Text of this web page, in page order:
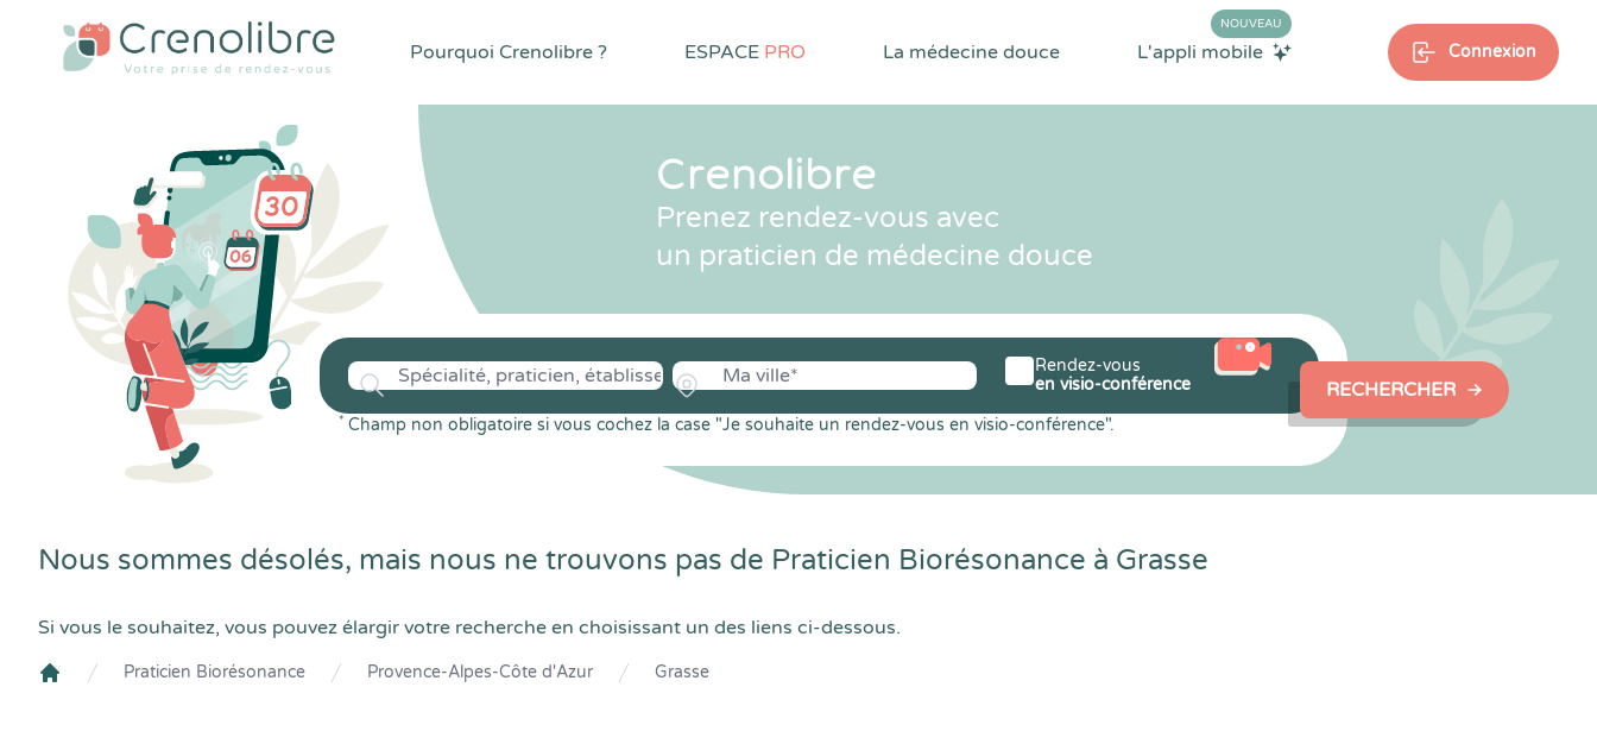
Pourquoi Crenolibre ? ESPACE PRO La médecine douce L'appli mobile
NOUVEAU
Connexion
Crenolibre
Prenez rendez-vous avec
un praticien de médecine douce
* Champ non obligatoire si vous cochez la case "Je souhaite un rendez-vous en visio-conférence".
Rendez-vous
en visio-conférence
RECHERCHER
Nous sommes désolés, mais nous ne trouvons pas de Praticien Biorésonance à Grasse
Si vous le souhaitez, vous pouvez élargir votre recherche en choisissant un des liens ci-dessous.
Praticien Biorésonance Provence-Alpes-Côte d'Azur Grasse